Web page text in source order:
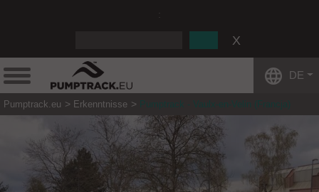
DE
Pumptrack.eu Erkenntnisse Pumptrack - Vaulx-en-Velin (Francja)